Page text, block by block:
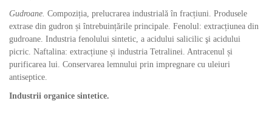
Gudroane. Compoziția, prelucrarea industrială în fracțiuni. Produsele
extrase din gudron și întrebuințările principale. Fenolul: extracțiunea din
gudroane. Industria fenolului sintetic, a acidului salicilic şi acidului
picric. Naftalina: extracțiune și industria Tetralinei. Antracenul și
purificarea lui. Conservarea lemnului prin impregnare cu uleiuri
antiseptice.
Industrii organice sintetice.